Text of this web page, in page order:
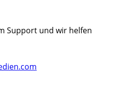
Support und wir helfen